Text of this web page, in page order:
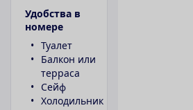
Удобства в
номере
Туалет
Балкон или
терраса
Сейф
Холодильник